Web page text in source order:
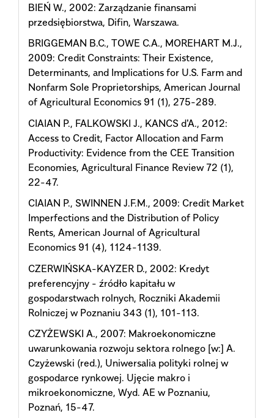
BIEŃ W., 2002: Zarządzanie finansami
przedsiębiorstwa, Difin, Warszawa.
BRIGGEMAN B.C., TOWE C.A., MOREHART M.J.,
2009: Credit Constraints: Their Existence,
Determinants, and Implications for U.S. Farm and
Nonfarm Sole Proprietorships, American Journal
of Agricultural Economics 91 (1), 275-289.
CIAIAN P., FALKOWSKI J., KANCS d'A., 2012:
Access to Credit, Factor Allocation and Farm
Productivity: Evidence from the CEE Transition
Economies, Agricultural Finance Review 72 (1),
22-47.
CIAIAN P., SWINNEN J.F.M., 2009: Credit Market
Imperfections and the Distribution of Policy
Rents, American Journal of Agricultural
Economics 91 (4), 1124-1139.
CZERWIŃSKA-KAYZER D., 2002: Kredyt
preferencyjny - źródło kapitału w
gospodarstwach rolnych, Roczniki Akademii
Rolniczej w Poznaniu 343 (1), 101-113.
CZYŻEWSKI A., 2007: Makroekonomiczne
uwarunkowania rozwoju sektora rolnego [w:] A.
Czyżewski (red.), Uniwersalia polityki rolnej w
gospodarce rynkowej. Ujęcie makro i
mikroekonomiczne, Wyd. AE w Poznaniu,
Poznań, 15-47.